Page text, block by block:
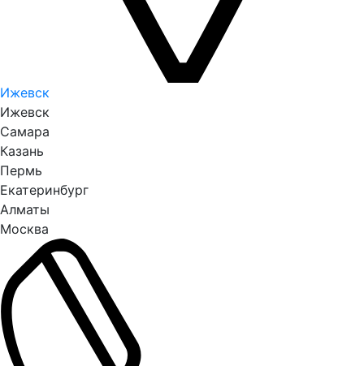
Ижевск
Ижевск
Самара
Казань
Пермь
Екатеринбург
Алматы
Москва